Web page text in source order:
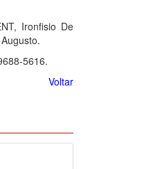
Ironfisio De
5616.
Voltar